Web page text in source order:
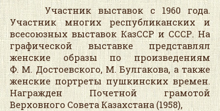
Участник выставок с 1960 года.
Участник многих республиканских и
всесоюзных выставок КазССР и СССР. На
графической выставке представлял
женские образы по произведениям
Ф. М. Достоевского, М. Булгакова, а также
женские портреты пушкинских времен.
Награжден Почетной грамотой
Верховного Совета Казахстана (1958),